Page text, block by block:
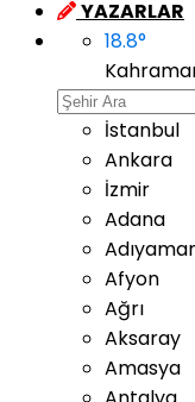
YAZARLAR
18.8°
İstanbul
Ankara
İzmir
Adana
Afyon
Ağrı
Aksaray
Amasya